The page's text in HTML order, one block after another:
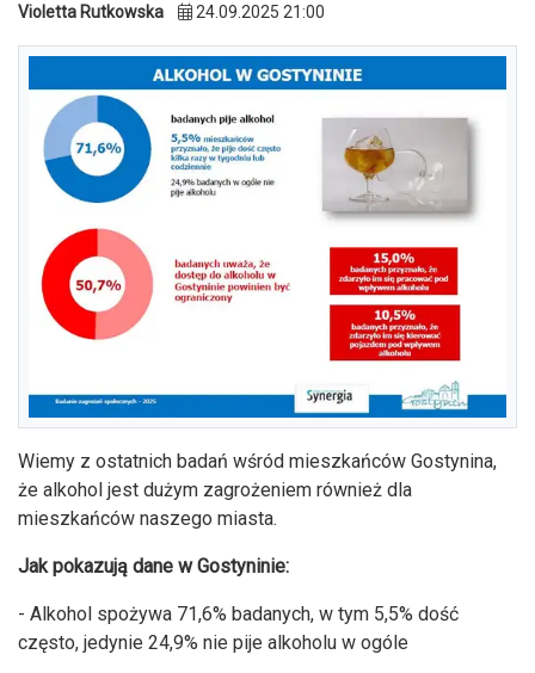
Violetta Rutkowska 24.09.2025 21:00
Wiemy z ostatnich badań wśród mieszkańców Gostynina,
że alkohol jest dużym zagrożeniem również dla
mieszkańców naszego miasta.
Jak pokazują dane w Gostyninie:
- Alkohol spożywa 71,6% badanych, w tym 5,5% dość
często, jedynie 24,9% nie pije alkoholu w ogóle